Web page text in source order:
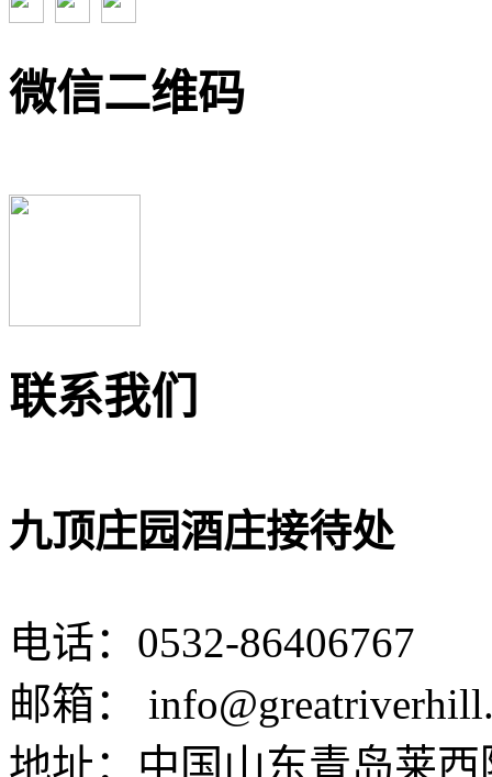
微信二维码
联系我们
九顶庄园酒庄接待处
电话： 0532-86406767
邮箱：
地址：中国山东青岛莱